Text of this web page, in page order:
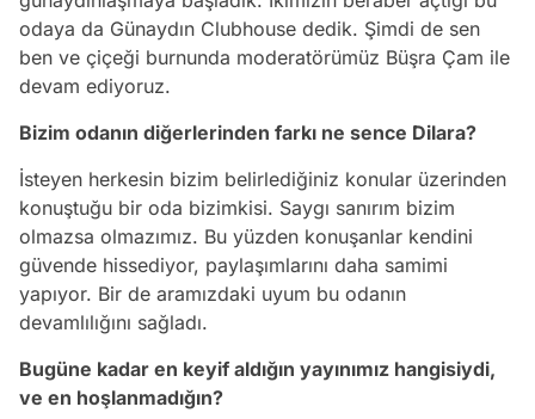
odaya da Günaydın Clubhouse dedik. Şimdi de sen
ben ve çiçeği burnunda moderatörümüz Büşra Çam ile
devam ediyoruz.
Bizim odanın diğerlerinden farkı ne sence Dilara?
İsteyen herkesin bizim belirlediğiniz konular üzerinden
konuştuğu bir oda bizimkisi. Saygı sanırım bizim
olmazsa olmazımız. Bu yüzden konuşanlar kendini
güvende hissediyor, paylaşımlarını daha samimi
yapıyor. Bir de aramızdaki uyum bu odanın
devamlılığını sağladı.
Bugüne kadar en keyif aldığın yayınımız hangisiydi,
ve en hoşlanmadığın?